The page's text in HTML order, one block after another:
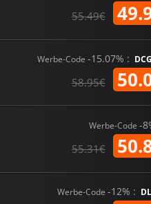
55.49€
Werbe-Code -15.07% :
58.95€
Werbe-Code -
55.31€
Werbe-Code -12% :